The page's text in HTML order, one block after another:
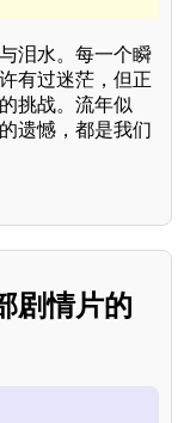
泪水。每一个瞬
有过迷茫，但正
挑战。流年似
遗憾，都是我们
剧情片的